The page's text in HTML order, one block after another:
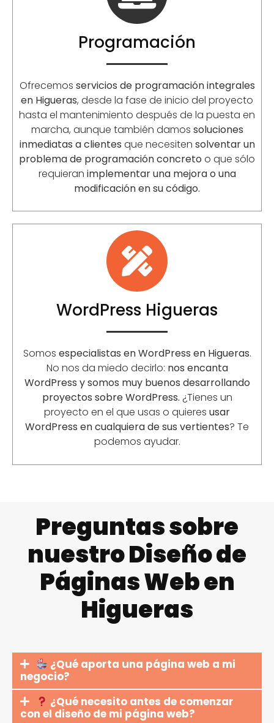
Programación
Ofrecemos servicios de programación integrales
en Higueras, desde la fase de inicio del proyecto
hasta el mantenimiento después de la puesta en
marcha, aunque también damos soluciones
inmediatas a clientes que necesiten solventar un
problema de programación concreto o que sólo
requieran implementar una mejora o una
modificación en su código.
WordPress Higueras
Somos especialistas en WordPress en Higueras.
No nos da miedo decirlo: nos encanta
WordPress y somos muy buenos desarrollando
proyectos sobre WordPress. ¿Tienes un
proyecto en el que usas o quieres usar
WordPress en cualquiera de sus vertientes? Te
podemos ayudar.
Preguntas sobre
nuestro Diseño de
Páginas Web en
Higueras
¿Qué aporta una página web a mi
negocio?
¿Qué necesito antes de comenzar
con el diseño de mi página web?